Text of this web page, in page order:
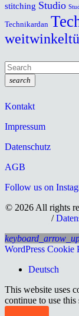
stitching Studio
Technikardan
search
Kontakt
Impressum
Datenschutz
AGB
Follow us on
© 2026 All rights
/
WordPress Cookie
Deutsch
This website uses
continue to use